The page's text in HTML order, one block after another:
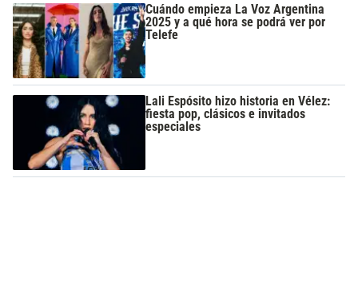
Cuándo empieza La Voz Argentina
2025 y a qué hora se podrá ver por
Telefe
Lali Espósito hizo historia en Vélez:
fiesta pop, clásicos e invitados
especiales